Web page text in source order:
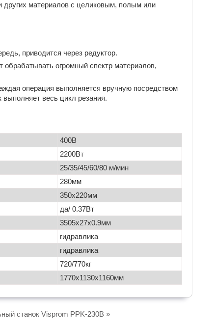
других материалов с целиковым, полым или
приводится через редуктор.
обрабатывать огромный спектр материалов,
операция выполняется вручную посредством
выполняет весь цикл резания.
400В
2200Вт
25/35/45/60/80 м/мин
280мм
350х220мм
да/ 0.37Вт
3505х27х0.9мм
гидравлика
гидравлика
720/770кг
1770х1130х1160мм
станок Visprom PPK-230B »